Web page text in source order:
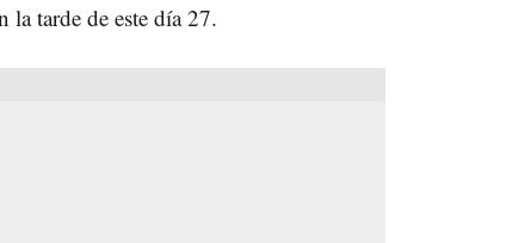
tarde de este día 27.